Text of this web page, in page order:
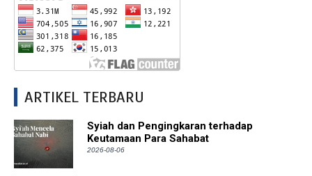
ARTIKEL TERBARU
Syiah dan Pengingkaran terhadap
Keutamaan Para Sahabat
2026-08-06